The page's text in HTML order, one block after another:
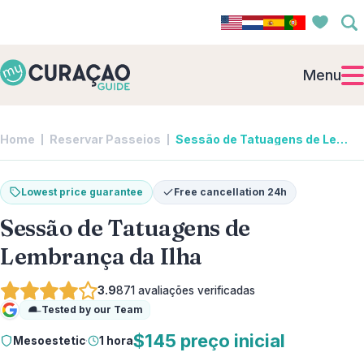
Menu
Home Reservar Passeios Sessão de Tatuagens de Lembrança da Ilha | Mesoestetic
Lowest price guarantee Free cancellation 24h
Sessão de Tatuagens de
Lembrança da Ilha
3.9871 avaliações verificadas
Google
Tested by our Team
Mesoestetic· 1 hora$145 preço inicial